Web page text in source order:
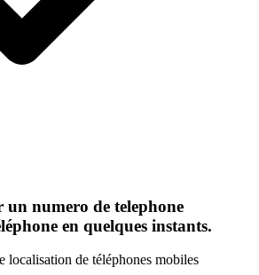
un numero de telephone
en quelques instants.
localisation de téléphones mobiles